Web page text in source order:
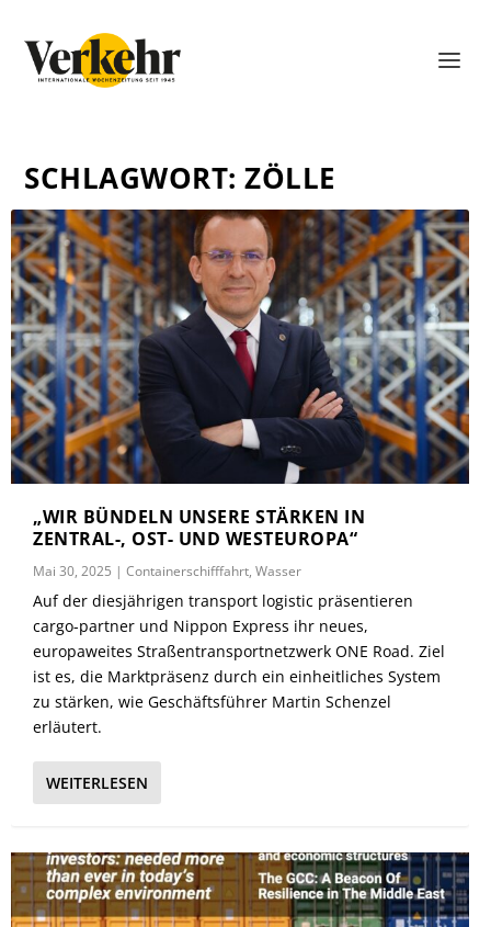
SCHLAGWORT:ZÖLLE
„WIR BÜNDELN UNSERE STÄRKEN IN
ZENTRAL-, OST- UND WESTEUROPA“
Mai 30, 2025 |Containerschifffahrt,Wasser
Auf der diesjährigen transport logistic präsentieren
cargo-partner und Nippon Express ihr neues,
europaweites Straßentransportnetzwerk ONE Road. Ziel
ist es, die Marktpräsenz durch ein einheitliches System
zu stärken, wie Geschäftsführer Martin Schenzel
erläutert.
WEITERLESEN